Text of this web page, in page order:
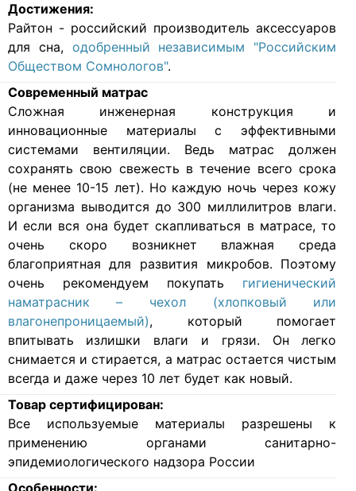
Достижения:
Райтон - российский производитель аксессуаров
для сна, одобренный независимым "Российским
Обществом Сомнологов".
Современный матрас
Cложная инженерная конструкция и
инновационные материалы с эффективными
системами вентиляции. Ведь матрас должен
сохранять свою свежесть в течение всего срока
(не менее 10-15 лет). Но каждую ночь через кожу
организма выводится до 300 миллилитров влаги.
И если вся она будет скапливаться в матрасе, то
очень скоро возникнет влажная среда
благоприятная для развития микробов. Поэтому
очень рекомендуем покупать гигиенический
наматрасник – чехол (хлопковый или
влагонепроницаемый), который помогает
впитывать излишки влаги и грязи. Он легко
снимается и стирается, а матрас остается чистым
всегда и даже через 10 лет будет как новый.
Товар сертифицирован:
Все используемые материалы разрешены к
применению органами санитарно-
эпидемиологического надзора России